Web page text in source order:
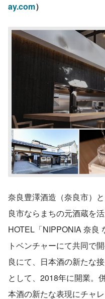
ay.com）
奈良豊澤酒造（奈良市）
良市ならまちの元酒蔵を
HOTEL「NIPPONIA 奈良
トベンチャーにて共同で
良にて、日本酒の新たな
として、2018年に開業。
本酒の新たな表現にチャレ